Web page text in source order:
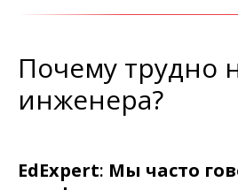
Почему трудно
инженера?
EdExpert: Мы часто